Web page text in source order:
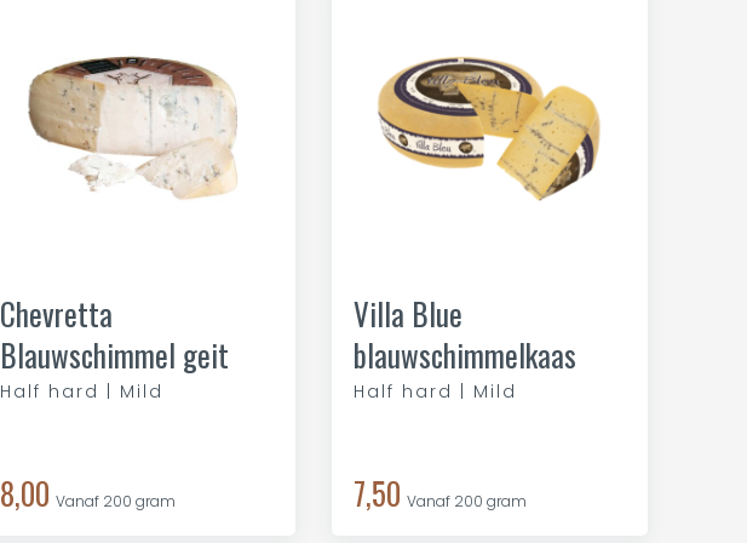
Chevretta
Blauwschimmel geit
Half hard | Mild
8,00 Vanaf 200 gram
Villa Blue
blauwschimmelkaas
Half hard | Mild
7,50 Vanaf 200 gram